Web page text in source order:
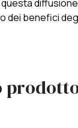
dei benefici